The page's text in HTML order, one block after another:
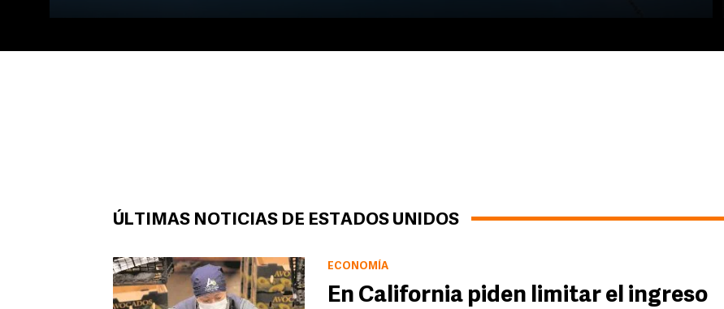
ÚLTIMAS NOTICIAS DE ESTADOS UNIDOS
ECONOMÍA
En California piden limitar el ingreso